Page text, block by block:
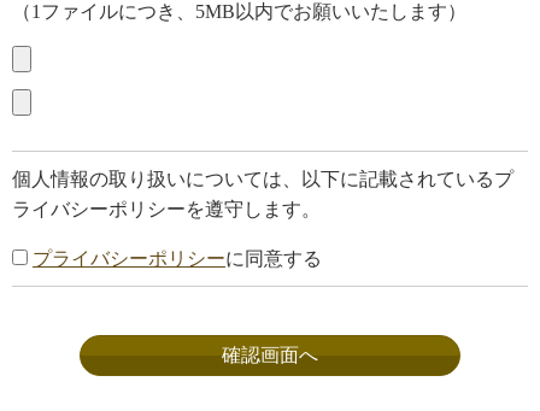
（1ファイルにつき、5MB以内でお願いいたします）
個人情報の取り扱いについては、以下に記載されているプ
ライバシーポリシーを遵守します。
プライバシーポリシーに同意する